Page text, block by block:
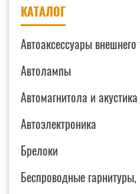
КАТАЛОГ
Автоаксессуары внешнего
Автолампы
Автомагнитола и акустика
Автоэлектроника
Брелоки
Беспроводные